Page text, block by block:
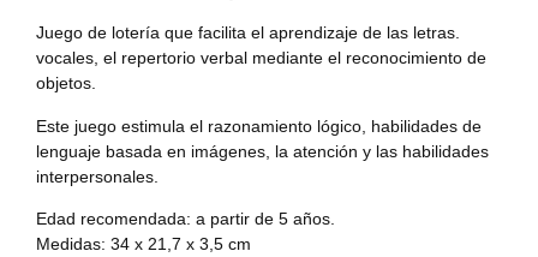
Juego de lotería que facilita el aprendizaje de las letras.
vocales, el repertorio verbal mediante el reconocimiento de
objetos.
Este juego estimula el razonamiento lógico, habilidades de
lenguaje basada en imágenes, la atención y las habilidades
interpersonales.
Edad recomendada: a partir de 5 años.
Medidas: 34 x 21,7 x 3,5 cm